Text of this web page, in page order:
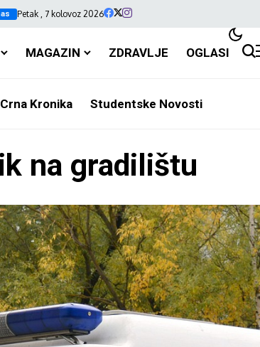
Petak , 7 kolovoz 2026
MAGAZIN ZDRAVLJE OGLASI
Crna Kronika Studentske Novosti
na gradilištu